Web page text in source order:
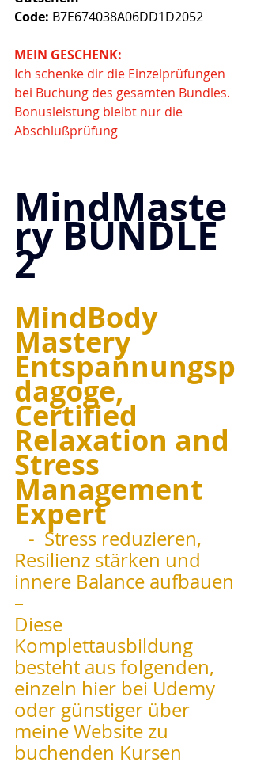
Code: B7E674038A06DD1D2052
MEIN GESCHENK:
Ich schenke dir die Einzelprüfungen
bei Buchung des gesamten Bundles.
Bonusleistung bleibt nur die
Abschlußprüfung
MindMaste
ry BUNDLE
2
MindBody
Mastery
Entspannungsp
dagoge,
Certified
Relaxation and
Stress
Management
Expert
-  Stress reduzieren,
Resilienz stärken und
innere Balance aufbauen
–
Diese
Komplettausbildung
besteht aus folgenden,
einzeln hier bei Udemy
oder günstiger über
meine Website zu
buchenden Kursen